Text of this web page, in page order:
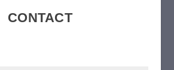
CONTACT